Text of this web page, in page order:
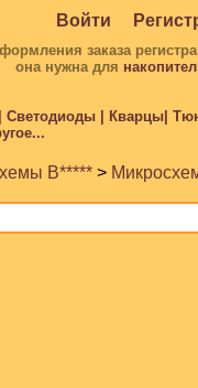
Войти
заказа
она нужна для
| Кварцы|
B***** >